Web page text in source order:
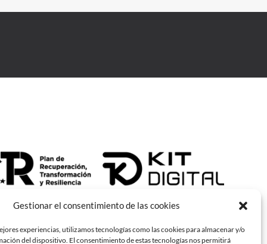
Gestionar el consentimiento de las cookies
experiencias, utilizamos tecnologías como las cookies para almacenar y/o
del dispositivo. El consentimiento de estas tecnologías nos permitirá